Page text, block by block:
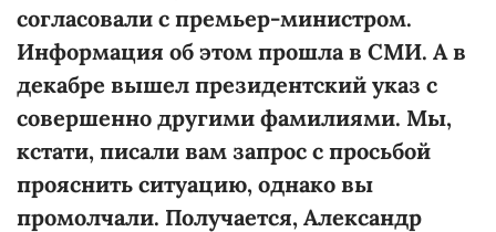
согласовали с премьер-министром.
Информация об этом прошла в СМИ. А в
декабре вышел президентский указ с
совершенно другими фамилиями. Мы,
кстати, писали вам запрос с просьбой
прояснить ситуацию, однако вы
промолчали. Получается, Александр